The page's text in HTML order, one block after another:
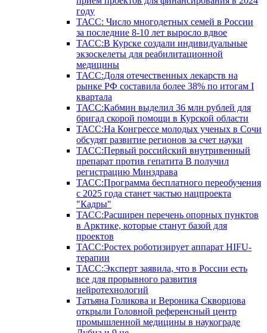
году
ТАСС: Число многодетных семей в России
за последние 8-10 лет выросло вдвое
ТАСС:В Курске создали индивидуальные
экзоскелеты для реабилитационной
медицины
ТАСС:Доля отечественных лекарств на
рынке РФ составила более 38% по итогам I
квартала
ТАСС:Кабмин выделил 36 млн рублей для
бригад скорой помощи в Курской области
ТАСС:На Конгрессе молодых ученых в Сочи
обсудят развитие регионов за счет науки
ТАСС:Первый российский внутривенный
препарат против гепатита В получил
регистрацию Минздрава
ТАСС:Программа бесплатного переобучения
с 2025 года станет частью нацпроекта
"Кадры"
ТАСС:Расширен перечень опорных пунктов
в Арктике, которые станут базой для
проектов
ТАСС:Ростех роботизирует аппарат HIFU-
терапии
ТАСС:Эксперт заявила, что в России есть
все для прорывного развития
нейротехнологий
Татьяна Голикова и Вероника Скворцова
открыли Головной референсный центр
промышленной медицины в наукограде